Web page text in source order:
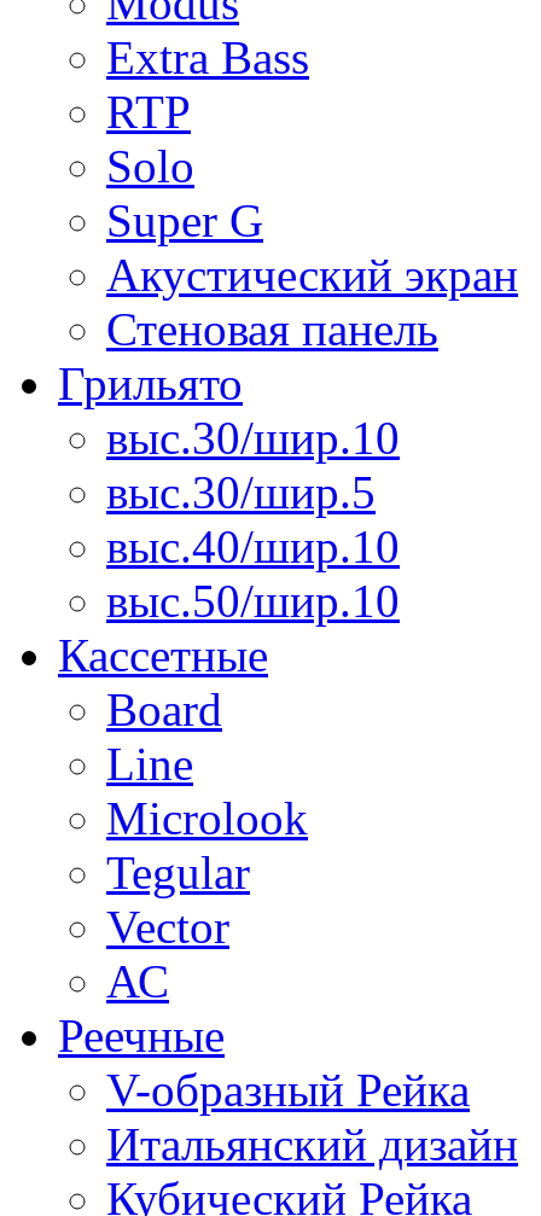
Extra Bass
RTP
Solo
Super G
Акустический экран
Стеновая панель
Грильято
выс.30/шир.10
выс.30/шир.5
выс.40/шир.10
выс.50/шир.10
Кассетные
Board
Line
Microlook
Tegular
Vector
АС
Реечные
V-образный Рейка
Итальянский дизайн
Кубический Рейка